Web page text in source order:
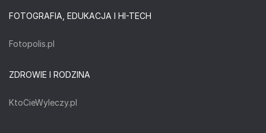
FOTOGRAFIA, EDUKACJA I HI-TECH
Fotopolis.pl
ZDROWIE I RODZINA
KtoCieWyleczy.pl